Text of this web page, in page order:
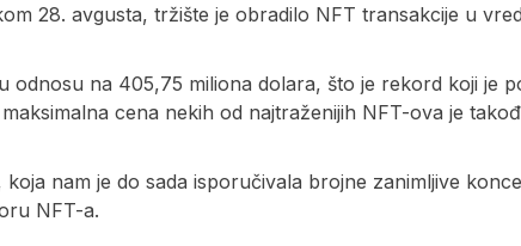
28. avgusta, tržište je obradilo NFT transakcije u
na 405,75 miliona dolara, što je rekord koji je
cena nekih od najtraženijih NFT-ova je
nam je do sada isporučivala brojne zanimljive
NFT-a.